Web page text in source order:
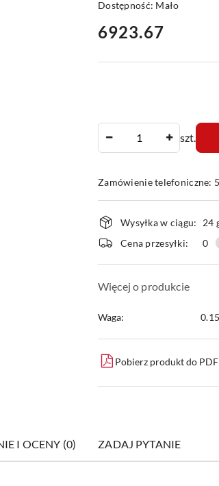
Dostępność: Mało
cena:
6923.67
szt.
Zamówienie telefoniczne:
Dostępność
i
dostawa
Wysyłka w ciągu:
24
Cena przesyłki:
0
Więcej o produkcie
Waga:
Pobierz produkt do PDF
I OCENY (0) ZADAJ PYTANIE